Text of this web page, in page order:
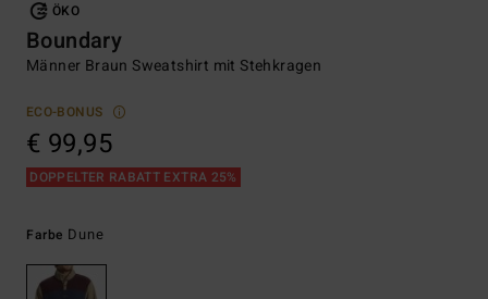
ÖKO
Boundary
Männer Braun Sweatshirt mit Stehkragen
ECO-BONUS
€ 99,95
DOPPELTER RABATT EXTRA 25%
Farbe Dune